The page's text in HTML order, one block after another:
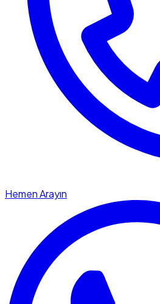
Hemen Arayın